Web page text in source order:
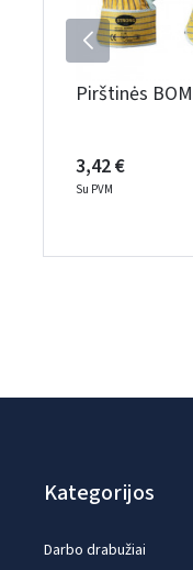
Pirštinės
3,42 €
Su PVM
Kategorijos
Darbo drabužiai